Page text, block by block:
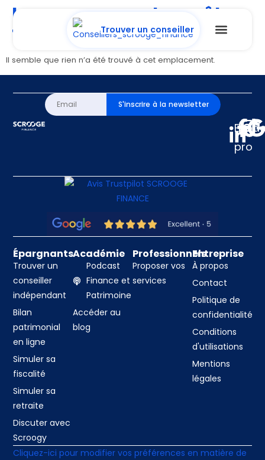
Trouver un conseiller
La page ne peut pas être
trouvée.
Il semble que rien n’a été trouvé à cet emplacement.
S'inscrire à la newsletter
pro
Épargnants
Trouver un
conseiller
indépendant
Bilan
patrimonial
en ligne
Simuler sa
fiscalité
Simuler sa
retraite
Discuter avec
Scroogy
Académie
Podcast
Finance et
Patrimoine
Accéder au
blog
Professionnels
Proposer vos
services
Entreprise
À propos
Contact
Politique de
confidentialité
Conditions
d'utilisations
Mentions
légales
Cliquez-ici pour modifier vos préférences en matière de